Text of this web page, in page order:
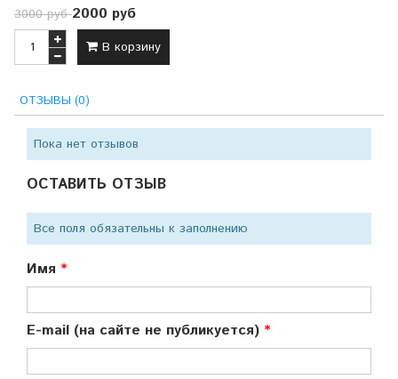
3000 руб2000 руб
В корзину
ОТЗЫВЫ (0)
Пока нет отзывов
ОСТАВИТЬ ОТЗЫВ
Все поля обязательны к заполнению
Имя
E-mail (на сайте не публикуется)